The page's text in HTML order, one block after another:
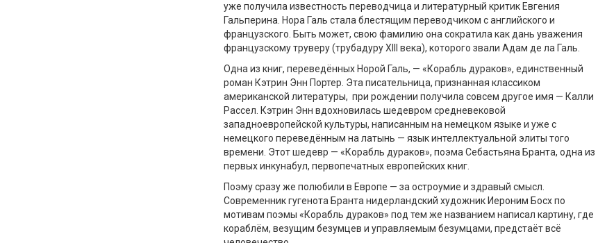
уже получила известность переводчица и литературный критик Евгения
Гальперина. Нора Галь стала блестящим переводчиком с английского и
французского. Быть может, свою фамилию она сократила как дань уважения
французскому труверу (трубадуру XIII века), которого звали Адам де ла Галь.
Одна из книг, переведённых Норой Галь, — «Корабль дураков», единственный
роман Кэтрин Энн Портер. Эта писательница, признанная классиком
американской литературы, при рождении получила совсем другое имя — Калли
Рассел. Кэтрин Энн вдохновилась шедевром средневековой
западноевропейской культуры, написанным на немецком языке и уже с
немецкого переведённым на латынь — язык интеллектуальной элиты того
времени. Этот шедевр — «Корабль дураков», поэма Себастьяна Бранта, одна из
первых инкунабул, первопечатных европейских книг.
Поэму сразу же полюбили в Европе — за остроумие и здравый смысл.
Современник гугенота Бранта нидерландский художник Иероним Босх по
мотивам поэмы «Корабль дураков» под тем же названием написал картину, где
кораблём, везущим безумцев и управляемым безумцами, предстаёт всё